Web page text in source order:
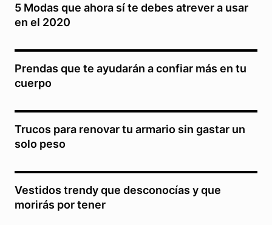
5 Modas que ahora sí te debes atrever a usar
en el 2020
Prendas que te ayudarán a confiar más en tu
cuerpo
Trucos para renovar tu armario sin gastar un
solo peso
Vestidos trendy que desconocías y que
morirás por tener